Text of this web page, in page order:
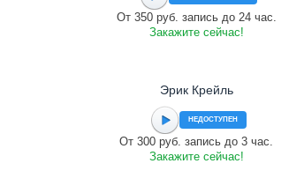
От 350 руб. запись до 24 час.
Закажите сейчас!
Эрик Крейль
НЕДОСТУПЕН
От 300 руб. запись до 3 час.
Закажите сейчас!